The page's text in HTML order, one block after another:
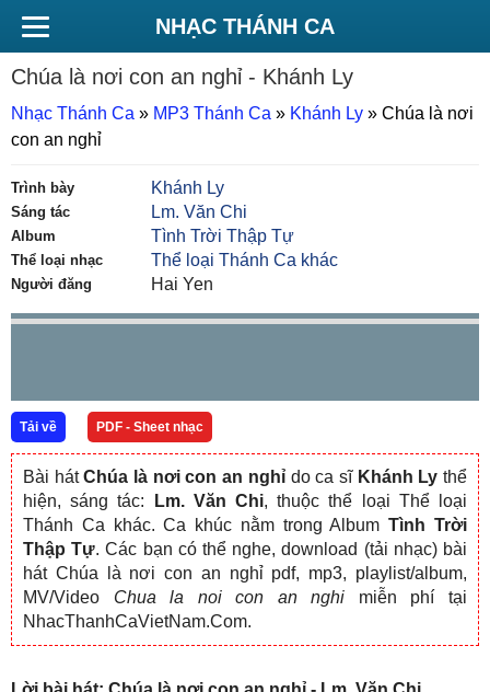
NHẠC THÁNH CA
Chúa là nơi con an nghỉ- Khánh Ly
Nhạc Thánh Ca » MP3 Thánh Ca » Khánh Ly » Chúa là nơi
con an nghỉ
Trình bày Khánh Ly
Sáng tác Lm. Văn Chi
Album Tình Trời Thập Tự
Thể loại nhạc Thể loại Thánh Ca khác
Người đăng Hai Yen
Tải về PDF - Sheet nhạc
Bài hátChúa là nơi con an nghỉdo ca sĩ Khánh Ly thể
hiện, sáng tác:
Lm. Văn Chi, thuộc thể loại Thể loại
Thánh Ca khác. Ca khúc nằm trong AlbumTình Trời
Thập Tự. Các bạn có thể nghe, download (tải nhạc) bài
hát Chúa là nơi con an nghỉ pdf, mp3, playlist/album,
MV/Video Chua la noi con an nghi miễn phí tại
NhacThanhCaVietNam.Com.